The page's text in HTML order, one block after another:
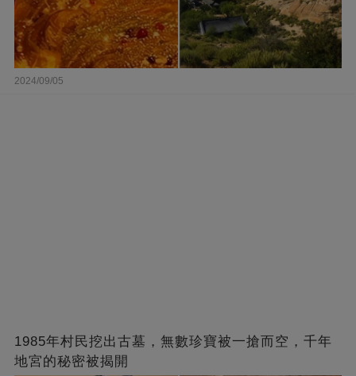
2024/09/05
1985年村民挖出古墓，無數珍寶被一搶而空，千年
地宮的秘密被揭開